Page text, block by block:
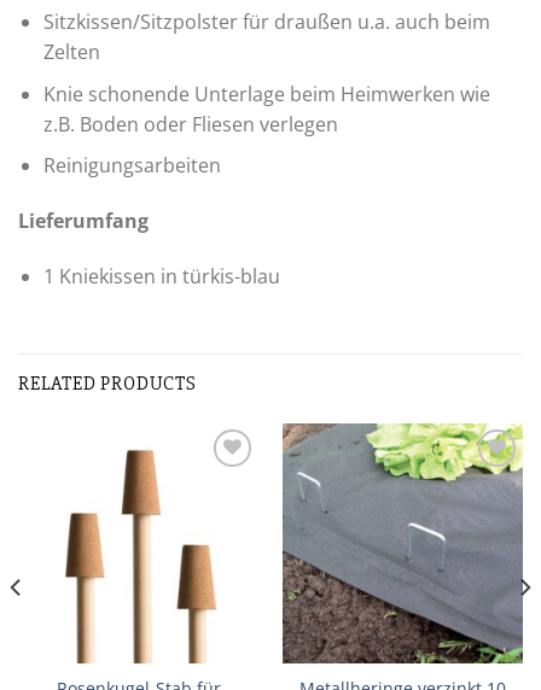
Sitzkissen/Sitzpolster für draußen u.a. auch beim
Zelten
Knie schonende Unterlage beim Heimwerken wie
z.B. Boden oder Fliesen verlegen
Reinigungsarbeiten
Lieferumfang
1 Kniekissen in türkis-blau
RELATED PRODUCTS
Zur
Wunschliste